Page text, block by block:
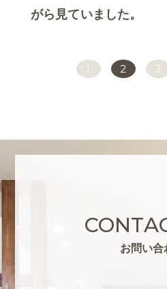
がら見ていました。
1 2 3
お問い合